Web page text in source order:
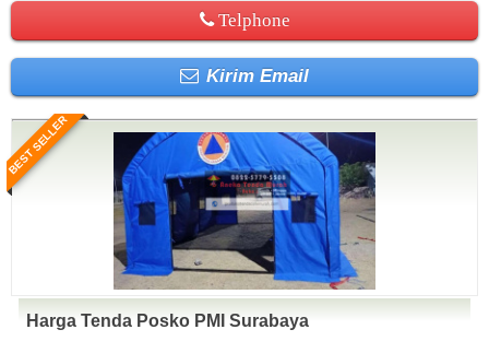
Telphone
Kirim Email
BEST SELLER
Harga Tenda Posko PMI Surabaya